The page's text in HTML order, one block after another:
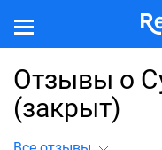
Отзывы о
(закрыт)